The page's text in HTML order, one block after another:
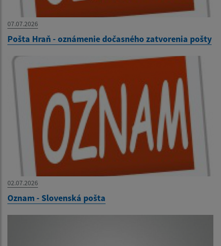
07.07.2026
Pošta Hraň - oznámenie dočasného zatvorenia pošty
02.07.2026
Oznam - Slovenská pošta